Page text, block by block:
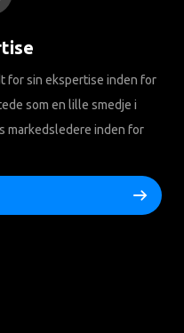
for sin ekspertise inden for
som en lille smedje i
markedsledere inden for